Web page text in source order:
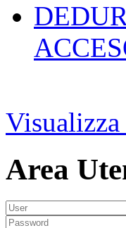
Area